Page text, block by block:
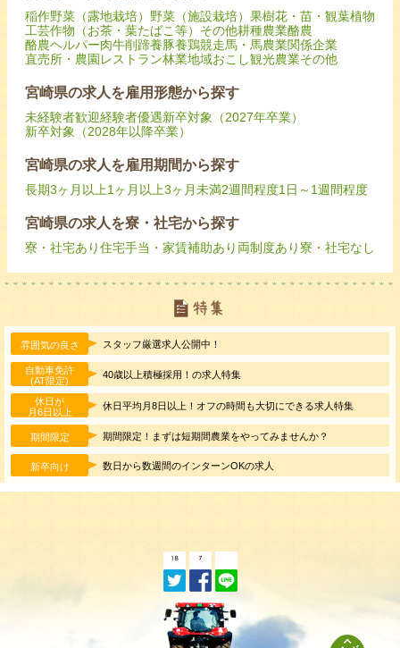
稲作野菜（露地栽培） 野菜（施設栽培） 果樹花・苗・観葉植物
工芸作物（お茶・葉たばこ等） その他耕種農業酪農
酪農ヘルパー肉牛削蹄養豚養鶏競走馬・馬農業関係企業
直売所・農園レストラン林業地域おこし観光農業その他
宮崎県の求人を雇用形態から探す
未経験者歓迎経験者優遇新卒対象（2027年卒業）
新卒対象（2028年以降卒業）
宮崎県の求人を雇用期間から探す
長期3ヶ月以上1ヶ月以上3ヶ月未満2週間程度1日～1週間程度
宮崎県の求人を寮・社宅から探す
寮・社宅あり住宅手当・家賃補助あり 両制度あり寮・社宅なし
雰囲気の良さ スタッフ厳選求人公開中！
自動車免許
(AT限定)
40歳以上積極採用！の求人特集
休日が
月6日以上
休日平均月8日以上！オフの時間も大切にできる求人特集
期間限定 期間限定！まずは短期間農業をやってみませんか？
新卒向け 数日から数週間のインターンOKの求人